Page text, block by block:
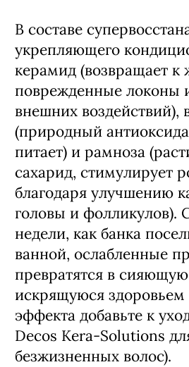
В составе
укрепляющего
керамид (возвращает к
поврежденные локоны
внешних воздействий),
(природный
питает) и рамноза
сахарид, стимулирует
благодаря улучшению
головы и фолликулов).
недели, как банка
ванной, ослабленные
превратятся в
искрящуюся здоровьем
эффекта добавьте к
Decos Kera-Solutions
безжизненных волос).